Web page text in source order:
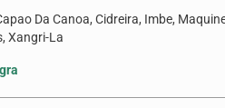
Da Canoa, Cidreira, Imbe,
Xangri-La